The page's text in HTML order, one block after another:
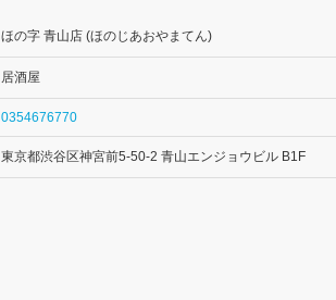
ほの字 青山店 (ほのじあおやまてん)
居酒屋
0354676770
東京都渋谷区神宮前5-50-2 青山エンジョウビル B1F